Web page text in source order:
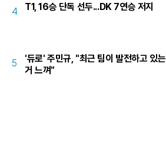
4 T1, 16승 단독 선두...DK 7연승 저지
5
'듀로' 주민규, "최근 팀이 발전하고 있는
거 느껴"